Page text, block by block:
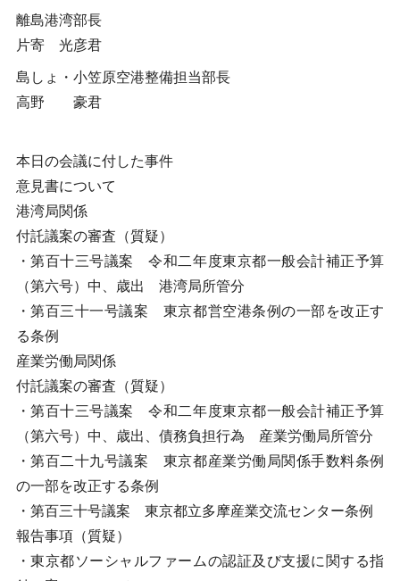
離島港湾部長
片寄 光彦君
島しょ・小笠原空港整備担当部長
高野 豪君
本日の会議に付した事件
意見書について
港湾局関係
付託議案の審査（質疑）
・第百十三号議案 令和二年度東京都一般会計補正予算
（第六号）中、歳出 港湾局所管分
・第百三十一号議案 東京都営空港条例の一部を改正す
る条例
産業労働局関係
付託議案の審査（質疑）
・第百十三号議案 令和二年度東京都一般会計補正予算
（第六号）中、歳出、債務負担行為 産業労働局所管分
・第百二十九号議案 東京都産業労働局関係手数料条例
の一部を改正する条例
・第百三十号議案 東京都立多摩産業交流センター条例
報告事項（質疑）
・東京都ソーシャルファームの認証及び支援に関する指